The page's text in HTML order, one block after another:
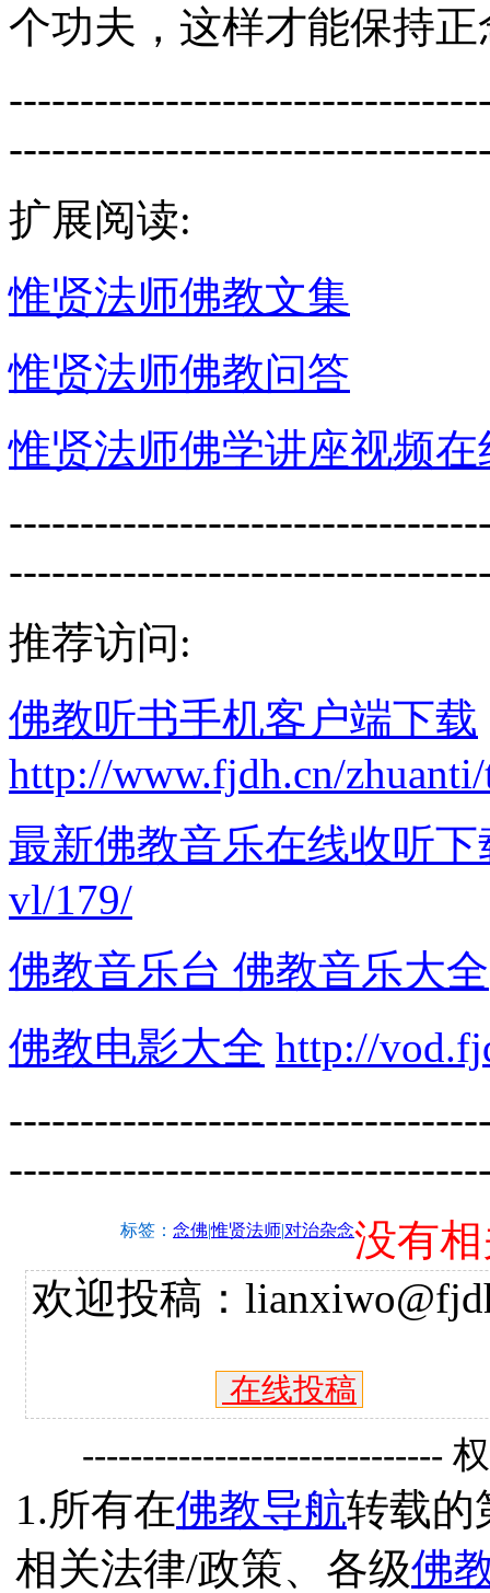
个功夫，这样才能保持正
扩展阅读:
惟贤法师佛教文集
惟贤法师佛教问答
惟贤法师佛学讲座视频
推荐访问:
佛教听书手机客户端下载
http://www.fjdh.cn/
最新佛教音乐在线收听下
vl/179/
佛教音乐台 佛教音乐大全
佛教电影大全 http://
标签： 念佛|惟贤法师|对治杂念没有
欢迎投稿：
在线投稿
------------------------------
1.所有在佛教导航转载的
相关法律/政策、各级佛